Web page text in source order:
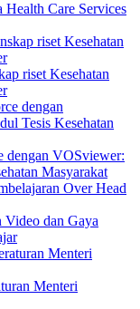
Care Services
riset Kesehatan
dengan VOSviewer:
Masyarakat
Over Head
Video dan Gaya
Menteri